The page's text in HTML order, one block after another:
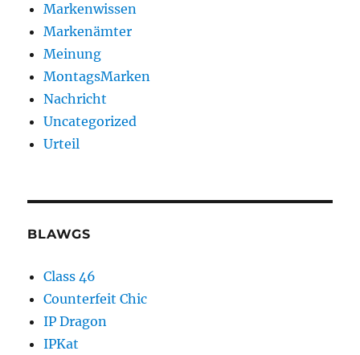
Markenwissen
Markenämter
Meinung
MontagsMarken
Nachricht
Uncategorized
Urteil
BLAWGS
Class 46
Counterfeit Chic
IP Dragon
IPKat